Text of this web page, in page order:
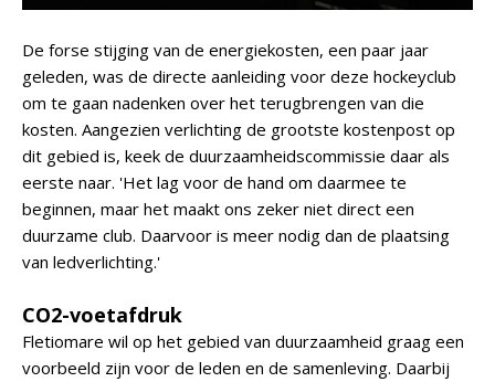
De forse stijging van de energiekosten, een paar jaar
geleden, was de directe aanleiding voor deze hockeyclub
om te gaan nadenken over het terugbrengen van die
kosten. Aangezien verlichting de grootste kostenpost op
dit gebied is, keek de duurzaamheidscommissie daar als
eerste naar. 'Het lag voor de hand om daarmee te
beginnen, maar het maakt ons zeker niet direct een
duurzame club. Daarvoor is meer nodig dan de plaatsing
van ledverlichting.'
CO2-voetafdruk
Fletiomare wil op het gebied van duurzaamheid graag een
voorbeeld zijn voor de leden en de samenleving. Daarbij